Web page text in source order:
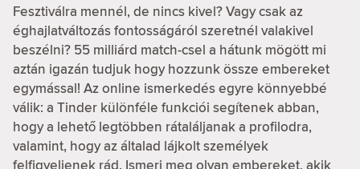
Fesztiválra mennél, de nincs kivel? Vagy csak az
éghajlatváltozás fontosságáról szeretnél valakivel
beszélni? 55 milliárd match-csel a hátunk mögött mi
aztán igazán tudjuk hogy hozzunk össze embereket
egymással! Az online ismerkedés egyre könnyebbé
válik: a Tinder különféle funkciói segítenek abban,
hogy a lehető legtöbben rátaláljanak a profilodra,
valamint, hogy az általad lájkolt személyek
felfigyeljenek rád. Ismerj meg olyan embereket, akik